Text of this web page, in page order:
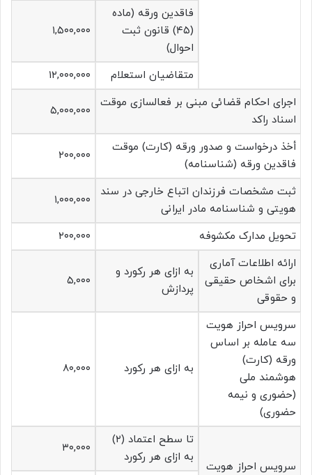
فاقدین ورقه (ماده
(۴۵) قانون ثبت
احوال)
۱,۵۰۰,۰۰۰
متقاضیان استعلام
۱۲,۰۰۰,۰۰۰
اجرای احکام قضائی مبنی بر فعالسازی موقت
اسناد راکد
۵,۰۰۰,۰۰۰
أخذ درخواست و صدور ورقه (کارت) موقت
فاقدین ورقه (شناسنامه)
۲۰۰,۰۰۰
ثبت مشخصات فرزندان اتباع خارجی در سند
هویتی و شناسنامه مادر ایرانی
۱,۰۰۰,۰۰۰
تحویل مدارک مکشوفه
۲۰۰,۰۰۰
ارائه اطلاعات آماری
برای اشخاص حقیقی
و حقوقی
به ازای هر رکورد و
پردازش
۵,۰۰۰
سرویس احراز هویت
سه عامله بر اساس
ورقه (کارت)
هوشمند ملی
(حضوری و نیمه
حضوری)
به ازای هر رکورد ۸۰,۰۰۰
سرویس احراز هویت
تا سطح اعتماد (۲)
به ازای هر رکورد
۳۰,۰۰۰